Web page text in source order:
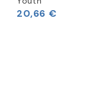
20,66 €